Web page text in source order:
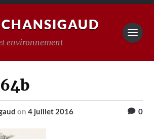
environnement
on4 juillet 2016 0